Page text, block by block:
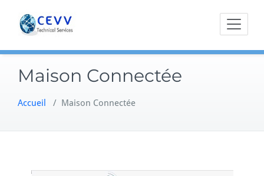
content
Maison Connectée
Accueil / Maison Connectée